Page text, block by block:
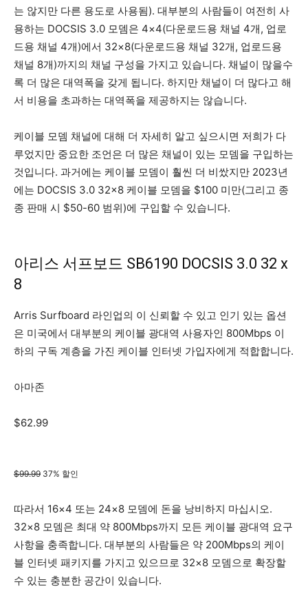
는 않지만 다른 용도로 사용됨). 대부분의 사람들이 여전히 사
용하는 DOCSIS 3.0 모뎀은 4×4(다운로드용 채널 4개, 업로
드용 채널 4개)에서 32×8(다운로드용 채널 32개, 업로드용
채널 8개)까지의 채널 구성을 가지고 있습니다. 채널이 많을수
록 더 많은 대역폭을 갖게 됩니다. 하지만 채널이 더 많다고 해
서 비용을 초과하는 대역폭을 제공하지는 않습니다.
케이블 모뎀 채널에 대해 더 자세히 알고 싶으시면 저희가 다
루었지만 중요한 조언은 더 많은 채널이 있는 모뎀을 구입하는
것입니다. 과거에는 케이블 모뎀이 훨씬 더 비쌌지만 2023년
에는 DOCSIS 3.0 32×8 케이블 모뎀을 $100 미만(그리고 종
종 판매 시 $50-60 범위)에 구입할 수 있습니다.
아리스 서프보드 SB6190 DOCSIS 3.0 32 x
8
Arris Surfboard 라인업의 이 신뢰할 수 있고 인기 있는 옵션
은 미국에서 대부분의 케이블 광대역 사용자인 800Mbps 이
하의 구독 계층을 가진 케이블 인터넷 가입자에게 적합합니다.
아마존
$62.99
$99.99 37% 할인
따라서 16×4 또는 24×8 모뎀에 돈을 낭비하지 마십시오.
32×8 모뎀은 최대 약 800Mbps까지 모든 케이블 광대역 요구
사항을 충족합니다. 대부분의 사람들은 약 200Mbps의 케이
블 인터넷 패키지를 가지고 있으므로 32×8 모뎀으로 확장할
수 있는 충분한 공간이 있습니다.